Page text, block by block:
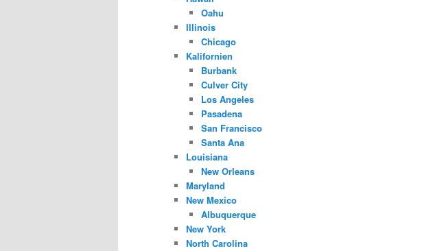
Oahu
Illinois
Chicago
Kalifornien
Burbank
Culver City
Los Angeles
Pasadena
San Francisco
Santa Ana
Louisiana
New Orleans
Maryland
New Mexico
Albuquerque
New York
North Carolina